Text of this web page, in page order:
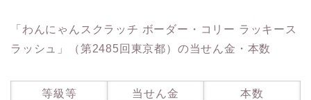
「わんにゃんスクラッチ ボーダー・コリー ラッキース
ラッシュ」（第2485回東京都）の当せん金・本数
等級等 当せん金 本数